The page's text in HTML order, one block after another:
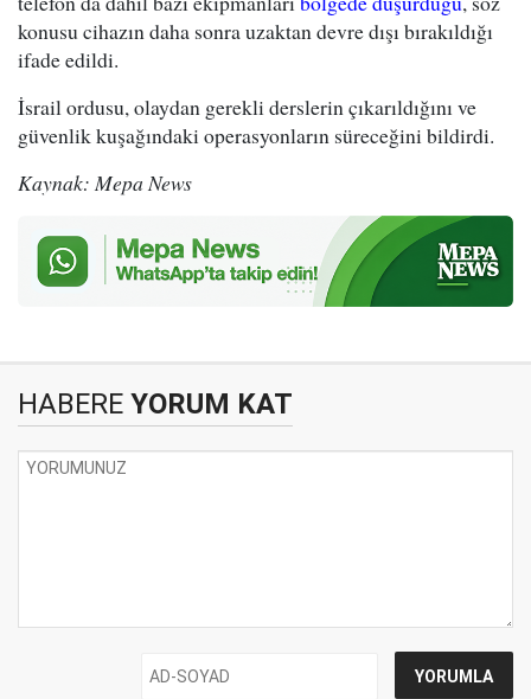
konusu cihazın daha sonra uzaktan devre dışı bırakıldığı
ifade edildi.
İsrail ordusu, olaydan gerekli derslerin çıkarıldığını ve
güvenlik kuşağındaki operasyonların süreceğini bildirdi.
Kaynak: Mepa News
HABERE YORUM KAT